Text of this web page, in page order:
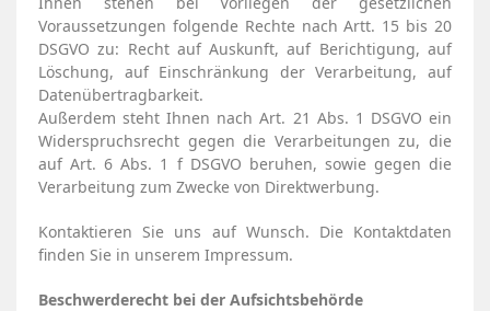
Voraussetzungen folgende Rechte nach Artt. 15 bis 20
DSGVO zu: Recht auf Auskunft, auf Berichtigung, auf
Löschung, auf Einschränkung der Verarbeitung, auf
Datenübertragbarkeit.
Außerdem steht Ihnen nach Art. 21 Abs. 1 DSGVO ein
Widerspruchsrecht gegen die Verarbeitungen zu, die
auf Art. 6 Abs. 1 f DSGVO beruhen, sowie gegen die
Verarbeitung zum Zwecke von Direktwerbung.
Kontaktieren Sie uns auf Wunsch. Die Kontaktdaten
finden Sie in unserem Impressum.
Beschwerderecht bei der Aufsichtsbehörde